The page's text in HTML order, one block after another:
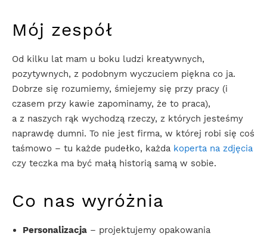
Mój zespół
Od kilku lat mam u boku ludzi kreatywnych,
pozytywnych, z podobnym wyczuciem piękna co ja.
Dobrze się rozumiemy, śmiejemy się przy pracy (i
czasem przy kawie zapominamy, że to praca),
a z naszych rąk wychodzą rzeczy, z których jesteśmy
naprawdę dumni. To nie jest firma, w której robi się coś
taśmowo – tu każde pudełko, każda koperta na zdjęcia
czy teczka ma być małą historią samą w sobie.
Co nas wyróżnia
Personalizacja – projektujemy opakowania